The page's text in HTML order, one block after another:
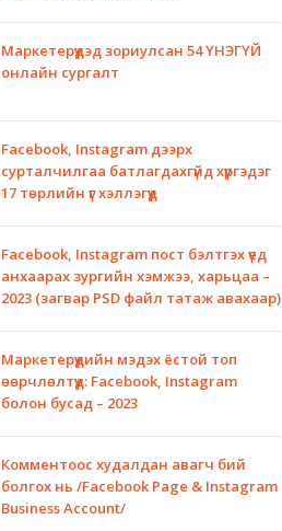
Маркетерүүдэд зориулсан 54 ҮНЭГҮЙ
онлайн сургалт
Facebook, Instagram дээрх
сурталчилгаа батлагдахгүйд хүргэдэг
17 төрлийн үг хэллэгүүд
Facebook, Instagram пост бэлтгэх үед
анхаарах зургийн хэмжээ, харьцаа –
2023 (загвар PSD файл татаж авахаар)
Маркетерүүдийн мэдэх ёстой топ
өөрчлөлтүүд: Facebook, Instagram
болон бусад – 2023
Комментоос худалдан авагч бий
болгох нь /Facebook Page & Instagram
Business Account/